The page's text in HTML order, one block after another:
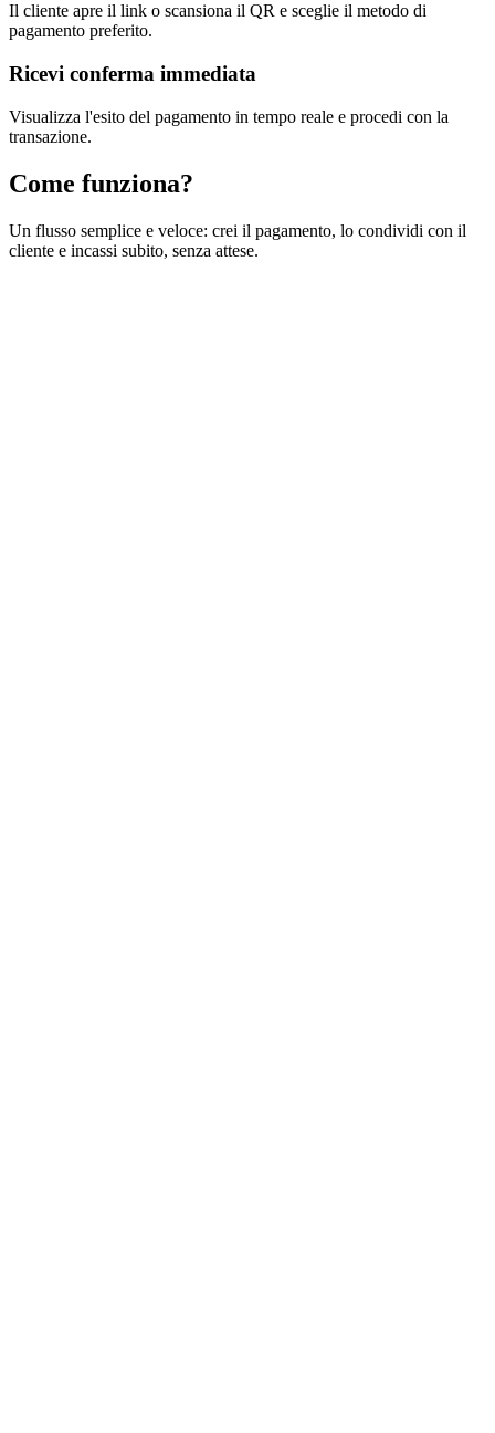
Il cliente apre il link o scansiona il QR e sceglie il metodo di
pagamento preferito.
Ricevi conferma immediata
Visualizza l'esito del pagamento in tempo reale e procedi con la
transazione.
Come funziona?
Un flusso semplice e veloce: crei il pagamento, lo condividi con il
cliente e incassi subito, senza attese.